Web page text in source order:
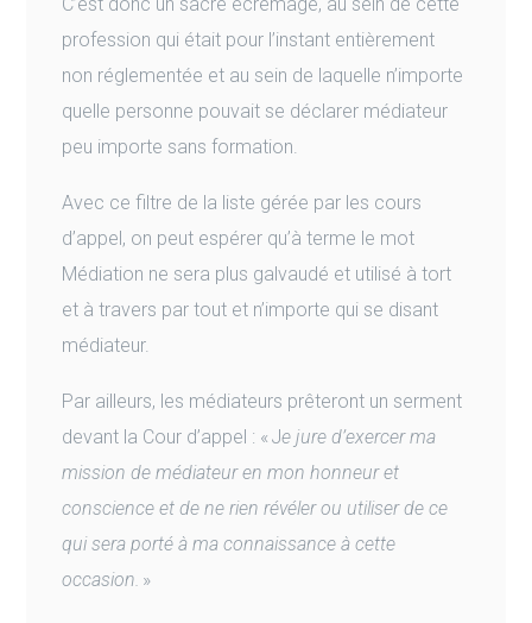
profession qui était pour l’instant entièrement
non réglementée et au sein de laquelle n’importe
quelle personne pouvait se déclarer médiateur
peu importe sans formation.
Avec ce filtre de la liste gérée par les cours
d’appel, on peut espérer qu’à terme le mot
Médiation ne sera plus galvaudé et utilisé à tort
et à travers par tout et n’importe qui se disant
médiateur.
Par ailleurs, les médiateurs prêteront un serment
devant la Cour d’appel : « Je jure d’exercer ma
mission de médiateur en mon honneur et
conscience et de ne rien révéler ou utiliser de ce
qui sera porté à ma connaissance à cette
occasion. »